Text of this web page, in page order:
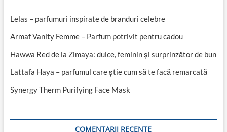
remarcată
Lelas – parfumuri inspirate de branduri celebre
Armaf Vanity Femme – Parfum potrivit pentru cadou
Hawwa Red de la Zimaya: dulce, feminin și surprinzător de bun
Lattafa Haya – parfumul care știe cum să te facă remarcată
Synergy Therm Purifying Face Mask
COMENTARII RECENTE